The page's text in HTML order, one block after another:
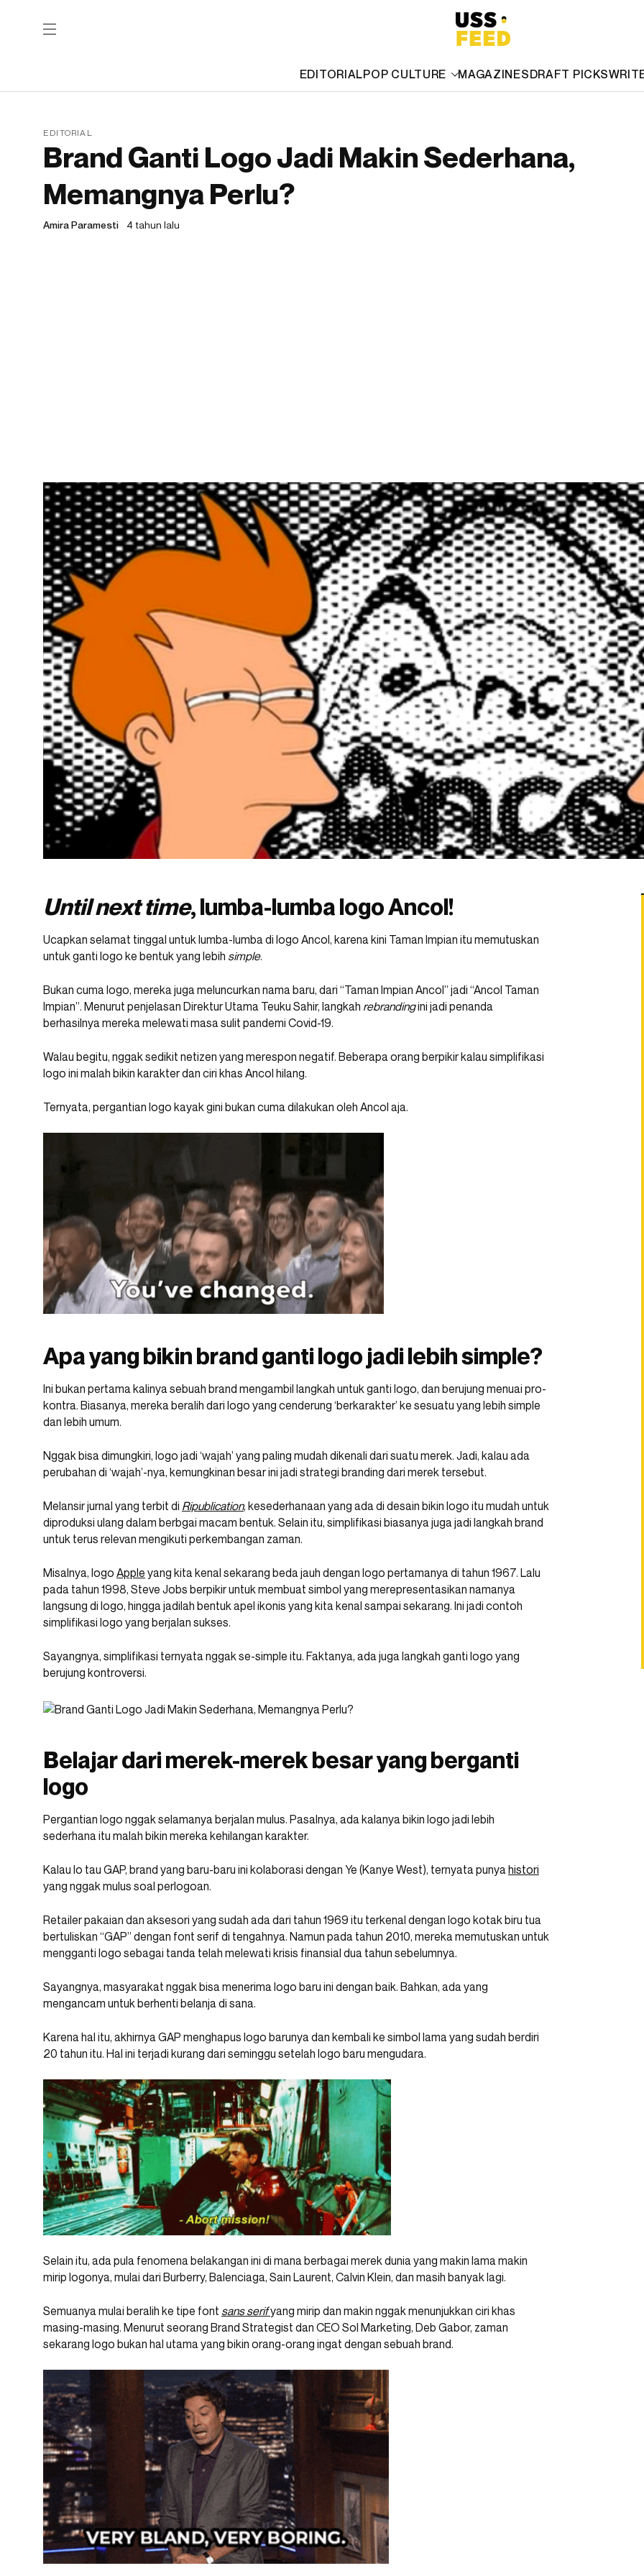
EDITORIALPOP CULTURE MAGAZINESDRAFT PICKS
EDITORIAL
Brand Ganti Logo Jadi Makin Sederhana,
Memangnya Perlu?
Amira Paramesti 4 tahun lalu
Until next time, lumba-lumba logo Ancol!
Ucapkan selamat tinggal untuk lumba-lumba di logo Ancol, karena kini Taman Impian itu memutuskan
untuk ganti logo ke bentuk yang lebih simple.
Bukan cuma logo, mereka juga meluncurkan nama baru, dari “Taman Impian Ancol” jadi “Ancol Taman
Impian”. Menurut penjelasan Direktur Utama Teuku Sahir, langkah rebrandingini jadi penanda
berhasilnya mereka melewati masa sulit pandemi Covid-19.
Walau begitu, nggak sedikit netizen yang merespon negatif. Beberapa orang berpikir kalau simplifikasi
logo ini malah bikin karakter dan ciri khas Ancol hilang.
Ternyata, pergantian logo kayak gini bukan cuma dilakukan oleh Ancol aja.
Apa yang bikin brand ganti logo jadi lebih simple?
Ini bukan pertama kalinya sebuah brand mengambil langkah untuk ganti logo, dan berujung menuai pro-
kontra. Biasanya, mereka beralih dari logo yang cenderung ‘berkarakter’ ke sesuatu yang lebih simple
dan lebih umum.
Nggak bisa dimungkiri, logo jadi ‘wajah’ yang paling mudah dikenali dari suatu merek. Jadi, kalau ada
perubahan di ‘wajah’-nya, kemungkinan besar ini jadi strategi branding dari merek tersebut.
Melansir jurnal yang terbit di Ripublication, kesederhanaan yang ada di desain bikin logo itu mudah untuk
diproduksi ulang dalam berbgai macam bentuk. Selain itu, simplifikasi biasanya juga jadi langkah brand
untuk terus relevan mengikuti perkembangan zaman.
Misalnya, logo Apple yang kita kenal sekarang beda jauh dengan logo pertamanya di tahun 1967. Lalu
pada tahun 1998, Steve Jobs berpikir untuk membuat simbol yang merepresentasikan namanya
langsung di logo, hingga jadilah bentuk apel ikonis yang kita kenal sampai sekarang. Ini jadi contoh
simplifikasi logo yang berjalan sukses.
Sayangnya, simplifikasi ternyata nggak se-simple itu. Faktanya, ada juga langkah ganti logo yang
berujung kontroversi.
Belajar dari merek-merek besar yang berganti
logo
Pergantian logo nggak selamanya berjalan mulus. Pasalnya, ada kalanya bikin logo jadi lebih
sederhana itu malah bikin mereka kehilangan karakter.
Kalau lo tau GAP, brand yang baru-baru ini kolaborasi dengan Ye (Kanye West), ternyata punya histori
yang nggak mulus soal perlogoan.
Retailer pakaian dan aksesori yang sudah ada dari tahun 1969 itu terkenal dengan logo kotak biru tua
bertuliskan “GAP” dengan font serif di tengahnya. Namun pada tahun 2010, mereka memutuskan untuk
mengganti logo sebagai tanda telah melewati krisis finansial dua tahun sebelumnya.
Sayangnya, masyarakat nggak bisa menerima logo baru ini dengan baik. Bahkan, ada yang
mengancam untuk berhenti belanja di sana.
Karena hal itu, akhirnya GAP menghapus logo barunya dan kembali ke simbol lama yang sudah berdiri
20 tahun itu. Hal ini terjadi kurang dari seminggu setelah logo baru mengudara.
Selain itu, ada pula fenomena belakangan ini di mana berbagai merek dunia yang makin lama makin
mirip logonya, mulai dari Burberry, Balenciaga, Sain Laurent, Calvin Klein, dan masih banyak lagi.
Semuanya mulai beralih ke tipe font sans serifyang mirip dan makin nggak menunjukkan ciri khas
masing-masing. Menurut seorang Brand Strategist dan CEO Sol Marketing, Deb Gabor, zaman
sekarang logo bukan hal utama yang bikin orang-orang ingat dengan sebuah brand.